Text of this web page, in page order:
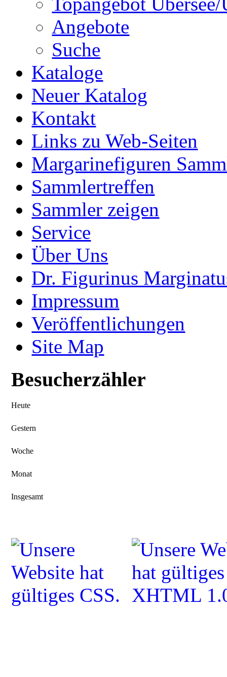
Angebote
Suche
Kataloge
Neuer Katalog
Kontakt
Links zu Web-Seiten
Margarinefiguren
Sammlertreffen
Sammler zeigen
Service
Über Uns
Dr. Figurinus
Impressum
Veröffentlichungen
Site Map
Besucherzähler
Heute
Gestern
Woche
Monat
Insgesamt